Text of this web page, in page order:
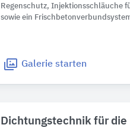
Regenschutz, Injektionsschläuche
sowie ein
Galerie starten
Dichtungstechnik für